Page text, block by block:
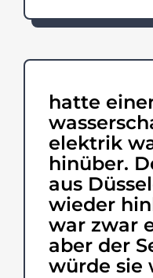
hatte
elektrik
hinüber.
aus
wieder
war zwar
aber der
würde sie